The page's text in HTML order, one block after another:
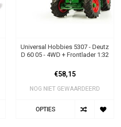
Universal Hobbies 5307 - Deutz
D 60 05 - 4WD + Frontlader 1:32
€58,15
NOG NIET GEWAARDEERD
OPTIES